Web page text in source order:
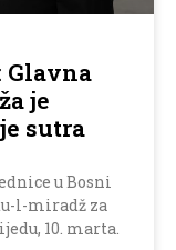
Glavna
je
sutra
u Bosni
l-miradž za
10. marta.